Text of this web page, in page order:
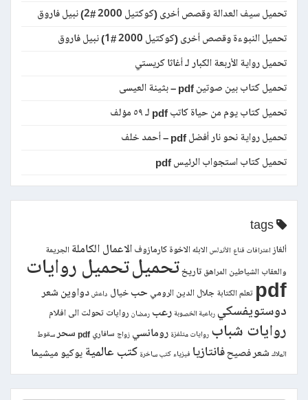
تحميل سيف العدالة وقصص أخرى (كوكتيل 2000 #2) نبيل فاروق
تحميل النبوءة وقصص أخرى (كوكتيل 2000 #1) نبيل فاروق
تحميل رواية الأربعة الكبار لـ أغاثا كريستي
تحميل كتاب بين صوتين pdf – بثينة العيسى
تحميل كتاب يوم من حياة كاتب pdf لـ ٥٩ مؤلف
تحميل رواية نحو نار أفضل pdf – أحمد خلف
تحميل كتاب استجواب الرئيس pdf
ألغاز اعترافات قناع الأندلس الابلهالاخوة كارمازوف الاعمال الكاملة الجريمة
والعقاب الشياطين المراهق تاريختحميلتحميل روايات
pdf تعلم الكتابة جلال الدين الرومي حب خيال داعش دواوين شعر
دوستويفسكي رباعية الخصوبة رعب رمضان روايات تحولت الى افلام
روايات شباب روايات متلفزة رومانسي زواج سافاري pdf سحر سقوط
الملاك شعر فصيحفانتازيا فيزياء كتب ساخرة كتب عالمية يوكيو ميشيما